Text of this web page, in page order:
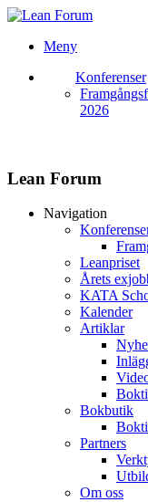
Meny
Konferenser
2026
Lean Forum
Navigation
Leanpriset
Årets
KATA
Kalender
Artiklar
Bokbutik
Partners
Om oss